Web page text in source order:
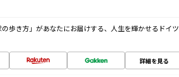
歩き方」があなたにお届けする、人生を輝かせるドイツ
詳細を見る